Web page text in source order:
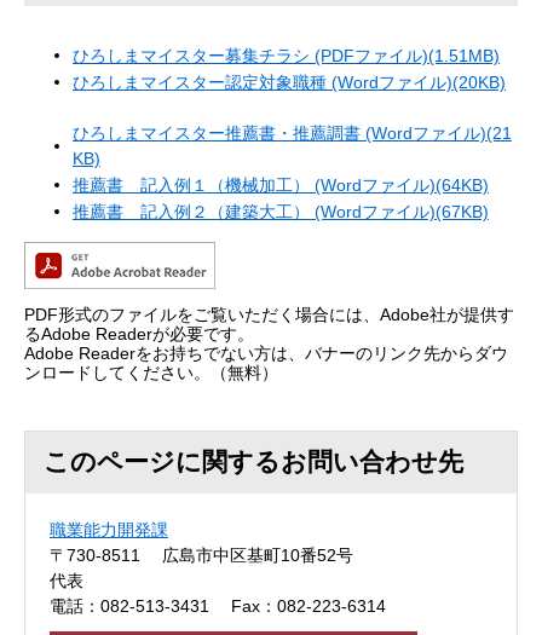
ひろしまマイスター募集チラシ (PDFファイル)(1.51MB)
ひろしまマイスター認定対象職種 (Wordファイル)(20KB)
ひろしまマイスター推薦書・推薦調書 (Wordファイル)(21
KB)
推薦書 記入例１（機械加工） (Wordファイル)(64KB)
推薦書 記入例２（建築大工） (Wordファイル)(67KB)
PDF形式のファイルをご覧いただく場合には、Adobe社が提供す
るAdobe Readerが必要です。
Adobe Readerをお持ちでない方は、バナーのリンク先からダウ
ンロードしてください。（無料）
このページに関するお問い合わせ先
職業能力開発課
〒730-8511
広島市中区基町10番52号
代表
電話：082-513-3431
Fax：082-223-6314